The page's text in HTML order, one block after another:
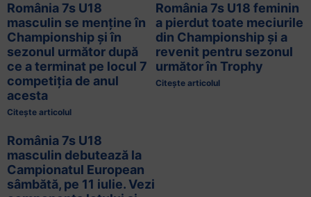
România 7s U18
masculin se menține în
Championship și în
sezonul următor după
ce a terminat pe locul 7
competiția de anul
acesta
Citește articolul
România 7s U18 feminin
a pierdut toate meciurile
din Championship și a
revenit pentru sezonul
următor în Trophy
Citește articolul
România 7s U18
masculin debutează la
Campionatul European
sâmbătă, pe 11 iulie. Vezi